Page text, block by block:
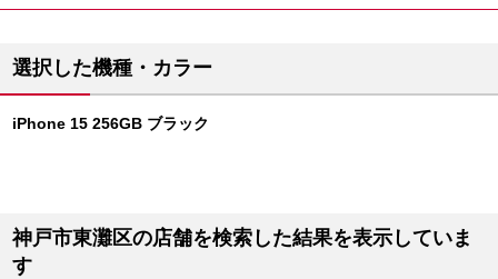
選択した機種・カラー
iPhone 15 256GB ブラック
神戸市東灘区の店舗を検索した結果を表示していま
す